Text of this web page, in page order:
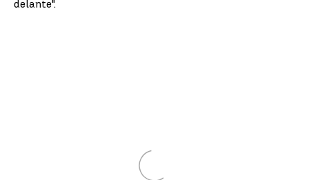
delante".